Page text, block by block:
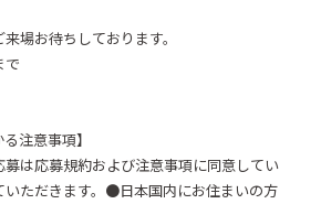
お待ちしております。
で
注意事項】
は応募規約および注意事項に同意してい
いただきます。●日本国内にお住まいの方